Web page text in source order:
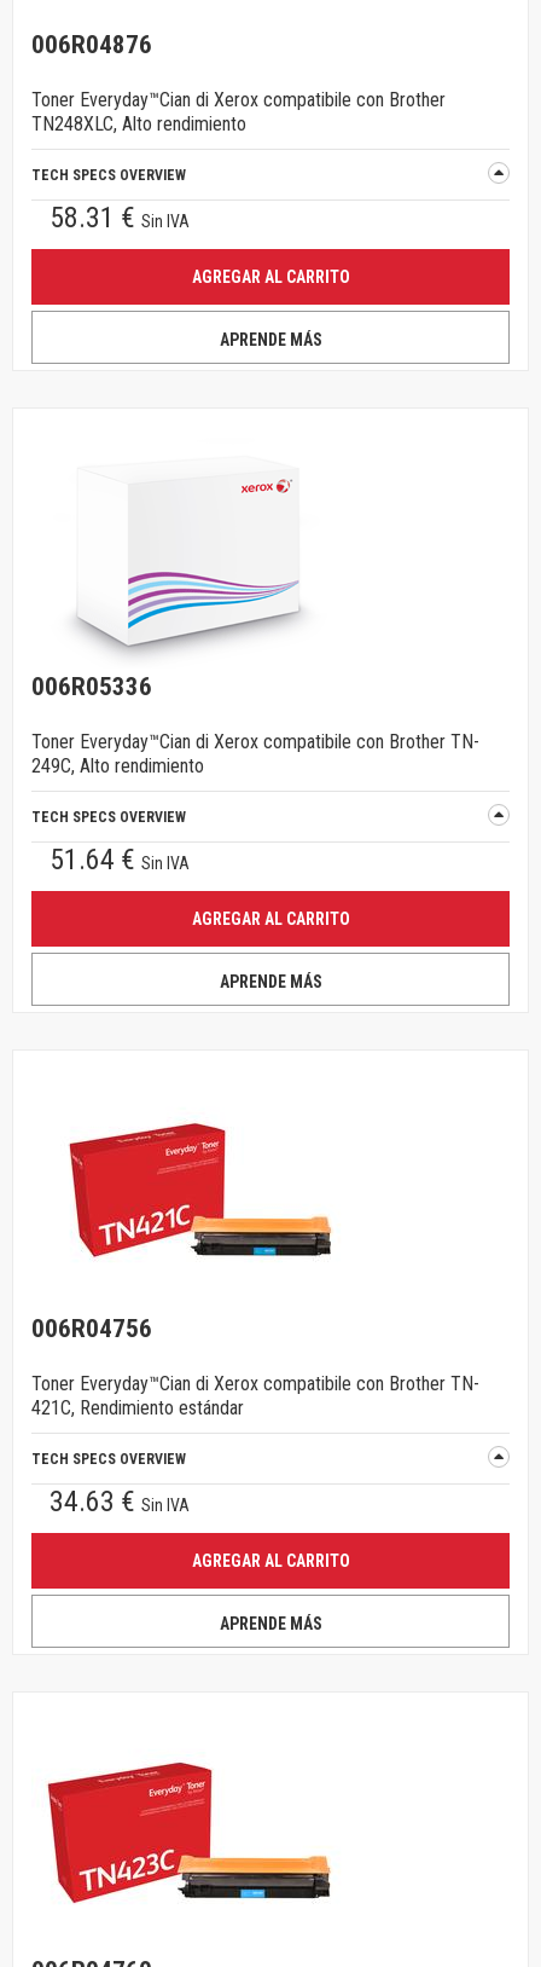
006R04876
Toner Everyday™Cian di Xerox compatibile con Brother
TN248XLC, Alto rendimiento
TECH SPECS OVERVIEW
58.31 € Sin IVA
AGREGAR AL CARRITO
APRENDE MÁS
006R05336
Toner Everyday™Cian di Xerox compatibile con Brother TN-
249C, Alto rendimiento
TECH SPECS OVERVIEW
51.64 € Sin IVA
AGREGAR AL CARRITO
APRENDE MÁS
006R04756
Toner Everyday™Cian di Xerox compatibile con Brother TN-
421C, Rendimiento estándar
TECH SPECS OVERVIEW
34.63 € Sin IVA
AGREGAR AL CARRITO
APRENDE MÁS